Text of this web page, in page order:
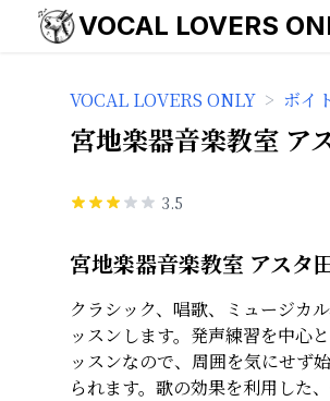
VOCAL LOVERS
VOCAL LOVERS ONLY > ボイ
宮地楽器音楽教室 ア
3.5
宮地楽器音楽教室 アスタ
クラシック、唱歌、ミュージカ
ッスンします。発声練習を中心
ッスンなので、周囲を気にせず
られます。歌の効果を利用した